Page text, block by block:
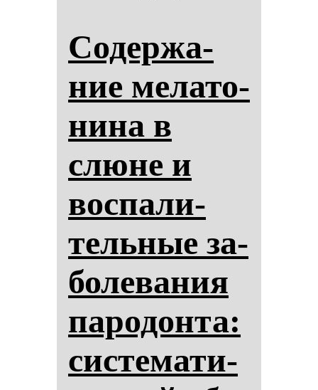
Со­дер­жа­
ние ме­ла­то­
ни­на в
слю­не и
вос­па­ли­
тель­ные за­
бо­ле­ва­ния
па­ро­дон­та:
сис­те­ма­ти­